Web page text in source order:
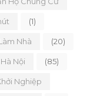
(1)
Nhà (20)
Nội (85)
Nghiệp